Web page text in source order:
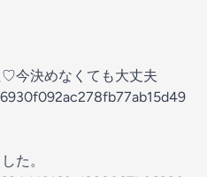
今決めなくても大丈夫
た。